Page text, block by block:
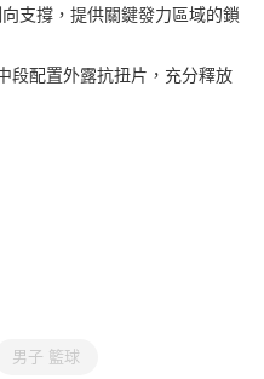
支撐，提供關鍵發力區域的鎖
段配置外露抗扭片，充分釋放
男子 籃球